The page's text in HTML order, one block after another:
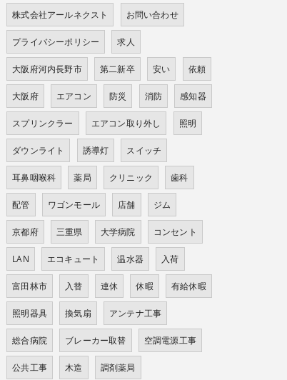
株式会社アールネクスト お問い合わせ
プライバシーポリシー 求人
大阪府河内長野市 第二新卒 安い 依頼
大阪府 エアコン 防災 消防 感知器
スプリンクラー エアコン取り外し 照明
ダウンライト 誘導灯 スイッチ
耳鼻咽喉科 薬局 クリニック 歯科
配管 ワゴンモール 店舗 ジム
京都府 三重県 大学病院 コンセント
LAN エコキュート 温水器 入荷
富田林市 入替 連休 休暇 有給休暇
照明器具 換気扇 アンテナ工事
総合病院 ブレーカー取替 空調電源工事
公共工事 木造 調剤薬局